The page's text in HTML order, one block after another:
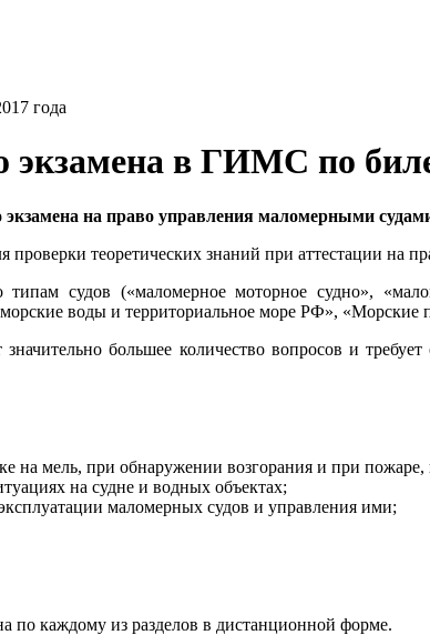
года
экзамена в ГИМС по
на право управления маломерными
теоретических знаний при аттестации на
судов («маломерное моторное судно»,
воды и территориальное море РФ», «Морские
большее количество вопросов и
на мель, при обнаружении возгорания и при
на судне и водных объектах;
маломерных судов и управления ими;
по каждому из разделов в дистанционной форме.